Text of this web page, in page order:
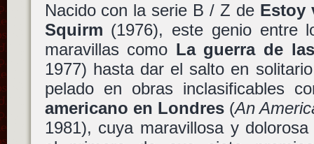
Nacido con la serie B / Z de Estoy
Squirm (1976), este genio entre
maravillas como La guerra de
1977) hasta dar el salto en
pelado en obras inclasificables
americano en Londres(An
1981), cuya maravillosa y